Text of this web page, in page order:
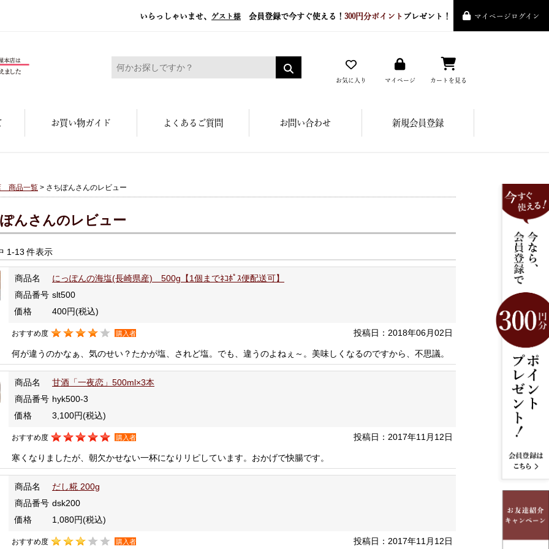
いらっしゃいませ、 ゲスト様 会員登録で今すぐ使える！ 300円分ポイント プレゼント！ マイページログイン
糀屋本店 - 元禄二年。創業三百余年の味
お気に入り マイページ カートを見る
お買い物ガイド よくあるご質問 お問い合わせ 新規会員登録
商品一覧 > さちぽんさんのレビュー
んさんのレビュー
1-13 件表示
商品名
にっぽんの海塩(長崎県産) 500g【1個までﾈｺﾎﾟｽ便配送可】
商品番号 slt500
価格
400円(税込)
投稿日：2018年06月02日
おすすめ度 購入者
何が違うのかなぁ、気のせい？たかが塩、されど塩。でも、違うのよねぇ～。美味しくなるのですから、不思議。
商品名
甘酒「一夜恋」500ml×3本
商品番号 hyk500-3
価格
3,100円(税込)
投稿日：2017年11月12日
おすすめ度 購入者
寒くなりましたが、朝欠かせない一杯になりリピしています。おかげで快腸です。
商品名
だし糀 200g
商品番号 dsk200
価格
1,080円(税込)
投稿日：2017年11月12日
おすすめ度 購入者